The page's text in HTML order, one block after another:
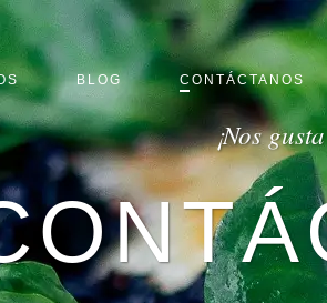
BLOG CONTÁCTANOS
¡Nos